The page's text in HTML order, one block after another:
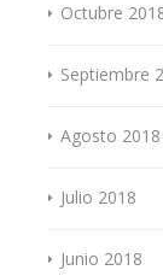
Octubre
Septiembre
Agosto 2018
Julio 2018
Junio 2018